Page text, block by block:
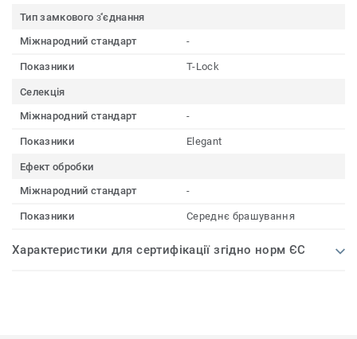
Тип замкового з҆'єднання
Міжнародний стандарт
-
Показники T-Lock
Селекція
Міжнародний стандарт
-
Показники Elegant
Ефект обробки
Міжнародний стандарт
-
Показники Середнє брашування
Характеристики для сертифікації згідно норм ЄС